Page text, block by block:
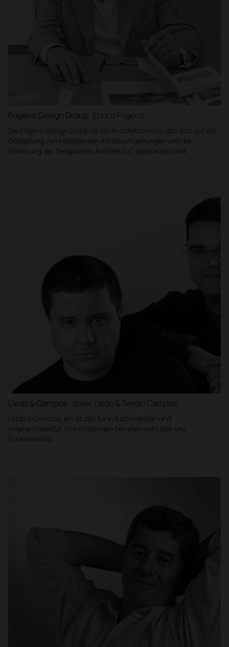
Frigerio Design Group Enrico Frigerio
Die Frigerio Design Group ist ein Architekturbüro, das sich auf die
Gestaltung von intelligenten Arbeitsumgebungen und die
Förderung der "langsamen Architektur" spezialisiert hat.
Lledó & Campos Javier Lledó & Sergio Campos
Lledó & Campos, ein Studio für Industriedesign und
Innenarchitektur. Ihre Kreationen beruhen auf Logik und
Funktionalität.